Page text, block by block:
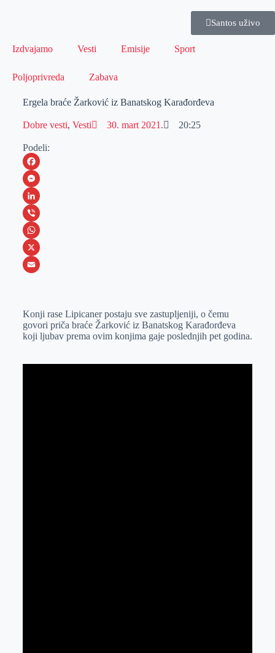
Santos uživo
Izdvajamo Vesti Emisije Sport
Poljoprivreda Zabava
Ergela braće Žarković iz Banatskog Karađorđeva
Dobre vesti, Vesti 30. mart 2021. 20:25
Podeli:
F
a
c
e
b
o
M
e
s
s
e
e
r
L
i
n
k
I
n
V
i
b
W
h
s
A
p
X
a
i
Konji rase Lipicaner postaju sve zastupljeniji, o čemu
govori priča braće Žarković iz Banatskog Karađorđeva
koji ljubav prema ovim konjima gaje poslednjih pet godina.